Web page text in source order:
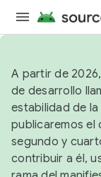
A partir de
de desarrollo
estabilidad de
publicaremos el
segundo y
contribuir a él,